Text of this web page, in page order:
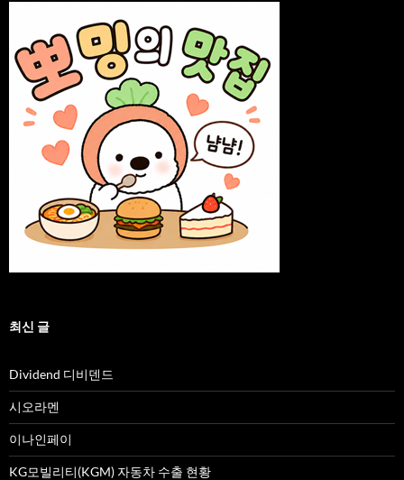
최신 글
Dividend 디비덴드
시오라멘
이나인페이
KG모빌리티(KGM) 자동차 수출 현황